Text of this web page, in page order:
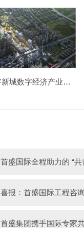
天府牧山数字新城数字经济产业园一期造价项目
首盛国际全程助力的 “
喜报：首盛国际工程咨
首盛集团携手国际专家